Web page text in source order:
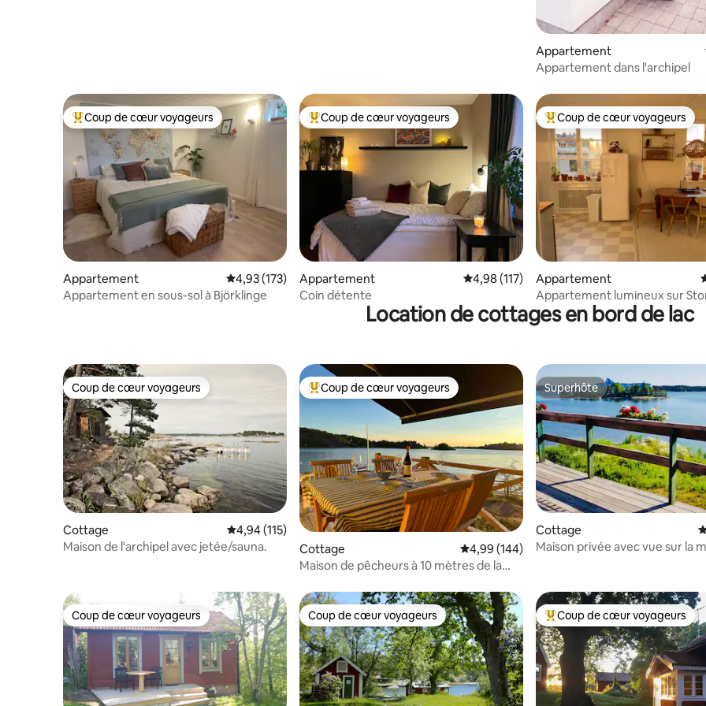
Appartement
Appartement dans l'archipel
Coups de cœur voyageurs les plus appréciés
Coup de cœur voyageurs
Appartement Évaluation moyenne sur la base de 173 commentaires : 4,93 sur 5
4,93 (173)
Appartement en sous-sol à Björklinge
Coups de cœur voyageurs les plus appréciés
Coup de cœur voyageurs
Appartement Évaluation moyenne sur la base de 117
4,98 (117)
Coin détente
Coups de cœur voyageurs les
Coup de cœur voyageurs
Appartement
Appartement lumineux sur
Essingen
Location de cottages en bord de lac
Coup de cœur voyageurs
Coup de cœur voyageurs
Cottage Évaluation moyenne sur la base de 115 commentaires : 4,94 sur 5
4,94 (115)
Maison de l'archipel avec jetée/sauna.
Coups de cœur voyageurs les plus appréciés
Coup de cœur voyageurs
Cottage Évaluation moyenne sur la base de 144
4,99 (144)
Maison de pêcheurs à 10 mètres de la
Superhôte
Superhôte
Cottage
Maison privée avec vue sur la
Coup de cœur voyageurs
Coup de cœur voyageurs Coup de cœur voyageurs
Coup de cœur voyageurs Coups de cœur voyageurs les
Coup de cœur voyageurs